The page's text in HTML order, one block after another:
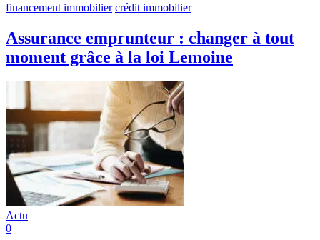
financement immobilier crédit immobilier
Assurance emprunteur : changer à tout
moment grâce à la loi Lemoine
Actu
0